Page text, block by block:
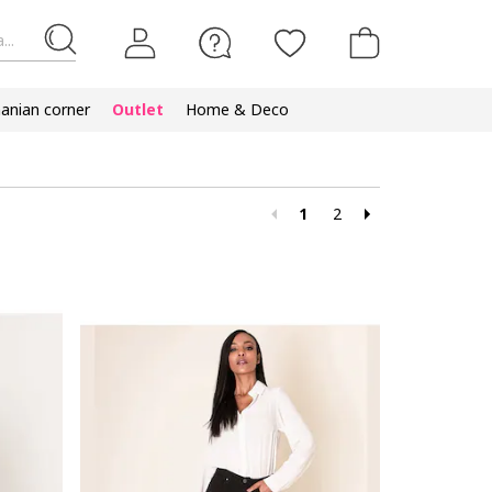
corner Outlet Home & Deco
1 2